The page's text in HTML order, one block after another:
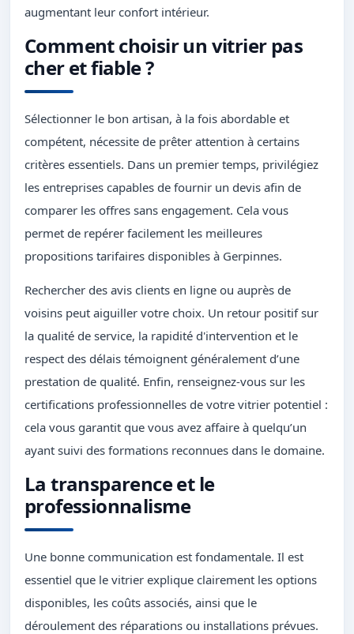
augmentant leur confort intérieur.
Comment choisir un vitrier pas
cher et fiable ?
Sélectionner le bon artisan, à la fois abordable et
compétent, nécessite de prêter attention à certains
critères essentiels. Dans un premier temps, privilégiez
les entreprises capables de fournir un devis afin de
comparer les offres sans engagement. Cela vous
permet de repérer facilement les meilleures
propositions tarifaires disponibles à Gerpinnes.
Rechercher des avis clients en ligne ou auprès de
voisins peut aiguiller votre choix. Un retour positif sur
la qualité de service, la rapidité d'intervention et le
respect des délais témoignent généralement d’une
prestation de qualité. Enfin, renseignez-vous sur les
certifications professionnelles de votre vitrier potentiel :
cela vous garantit que vous avez affaire à quelqu’un
ayant suivi des formations reconnues dans le domaine.
La transparence et le
professionnalisme
Une bonne communication est fondamentale. Il est
essentiel que le vitrier explique clairement les options
disponibles, les coûts associés, ainsi que le
déroulement des réparations ou installations prévues.